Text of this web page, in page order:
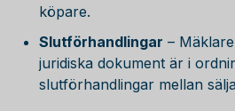
köpare.
Slutförhandlingar –
juridiska dokument är i
slutförhandlingar mellan